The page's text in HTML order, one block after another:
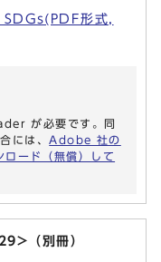
SDGs(PDF形式,
が必要です。同
には、 Adobe 社の
ード（無償）して
（別冊）